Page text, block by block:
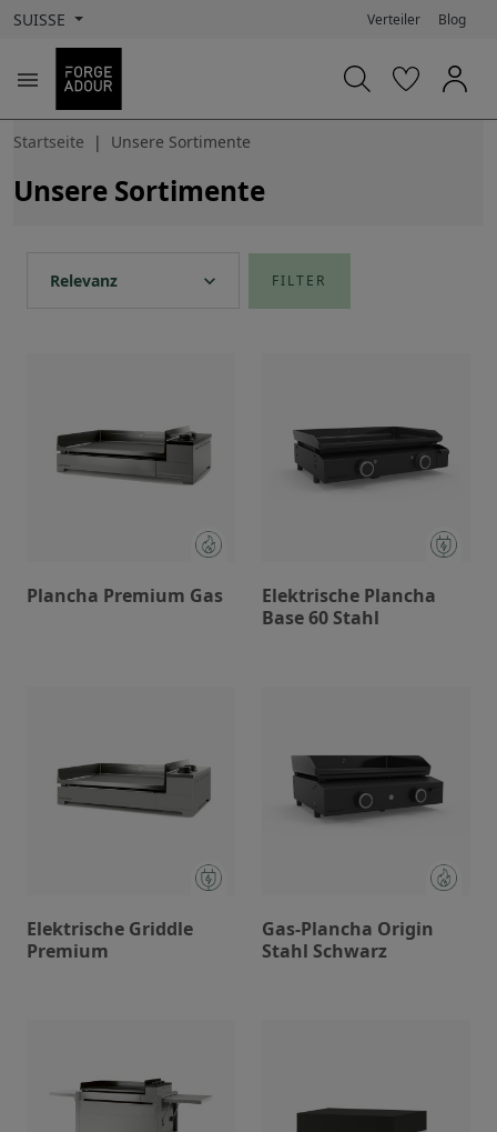
SUISSE Verteiler Blog

Startseite Unsere Sortimente
Unsere Sortimente
Relevanz expand_more FILTER
Plancha Premium Gas
Elektrische Plancha
Base 60 Stahl
Elektrische Griddle
Premium
Gas-Plancha Origin
Stahl Schwarz